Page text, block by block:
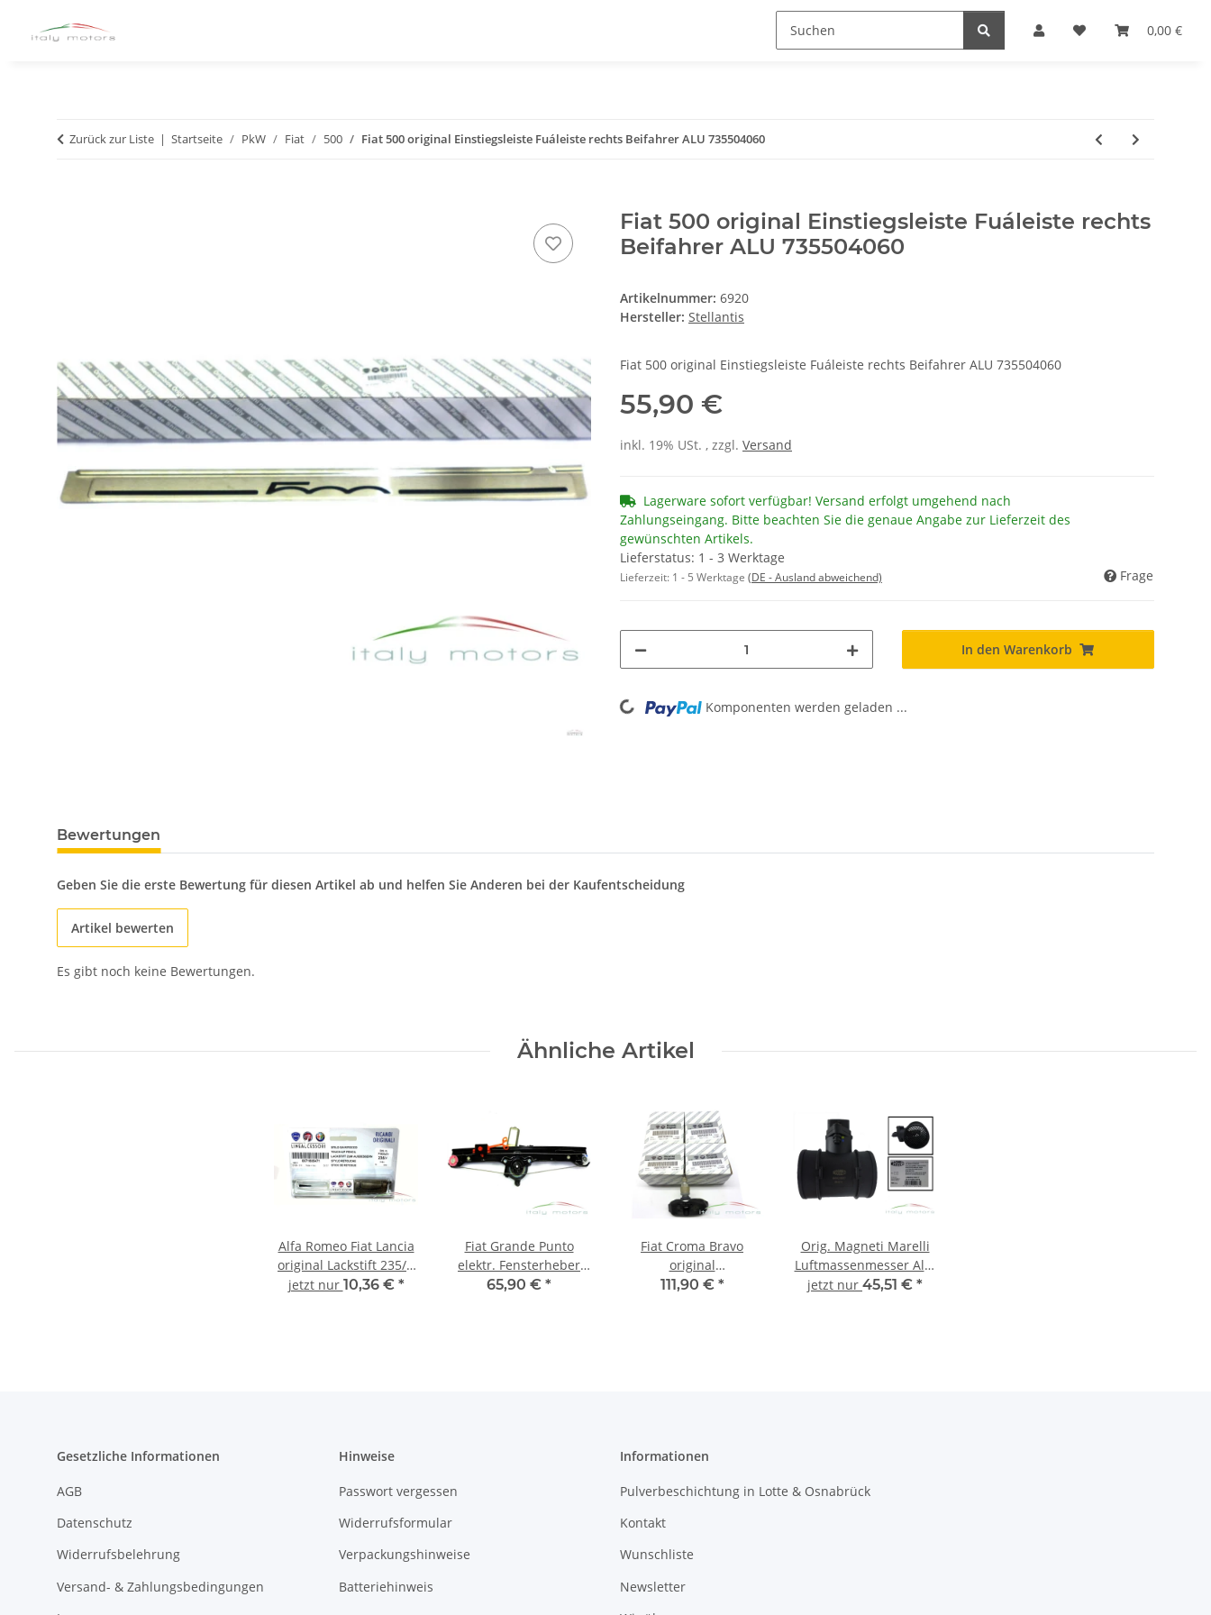
0,00 €
Zurück zur Liste Startseite PkW Fiat 500 Fiat 500 original Einstiegsleiste Fuáleiste rechts Beifahrer ALU 735504060
Fiat 500 original Einstiegsleiste Fuáleiste rechts
Beifahrer ALU 735504060
Artikelnummer: 6920
Hersteller: Stellantis
Fiat 500 original Einstiegsleiste Fuáleiste rechts Beifahrer ALU 735504060
55,90 €
inkl. 19% USt. , zzgl. Versand
Lagerware sofort verfügbar! Versand erfolgt umgehend nach
Zahlungseingang. Bitte beachten Sie die genaue Angabe zur Lieferzeit des
gewünschten Artikels.
Lieferstatus: 1 - 3 Werktage
Lieferzeit: 1 - 5 Werktage (DE - Ausland abweichend) Frage
In den Warenkorb
Loading... Komponenten werden geladen ...
Bewertungen
Geben Sie die erste Bewertung für diesen Artikel ab und helfen Sie Anderen bei der Kaufentscheidung
Artikel bewerten
Es gibt noch keine Bewertungen.
Ähnliche Artikel
Alfa Romeo Fiat Lancia
original Lackstift 235/A
2x 8ml 71805471
jetzt nur 10,36 € *
Fiat Grande Punto
elektr. Fensterheber
mit Motor vorne rechts
65,90 € *
Fiat Croma Bravo
original
Reifendrucksensoren
111,90 € *
Orig. Magneti Marelli
Luftmassenmesser Alfa
Fiat Lancia
jetzt nur 45,51 € *
Gesetzliche Informationen
AGB
Datenschutz
Widerrufsbelehrung
Versand- & Zahlungsbedingungen
Hinweise
Passwort vergessen
Widerrufsformular
Verpackungshinweise
Batteriehinweis
Informationen
Pulverbeschichtung in Lotte & Osnabrück
Kontakt
Wunschliste
Newsletter